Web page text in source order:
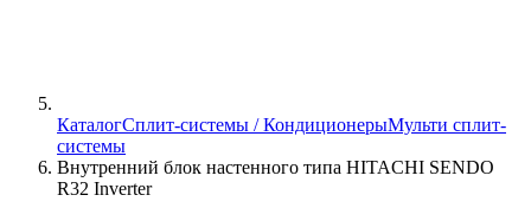
КаталогСплит-системы / КондиционерыМульти сплит-
системы
Внутренний блок настенного типа HITACHI SENDO
R32 Inverter